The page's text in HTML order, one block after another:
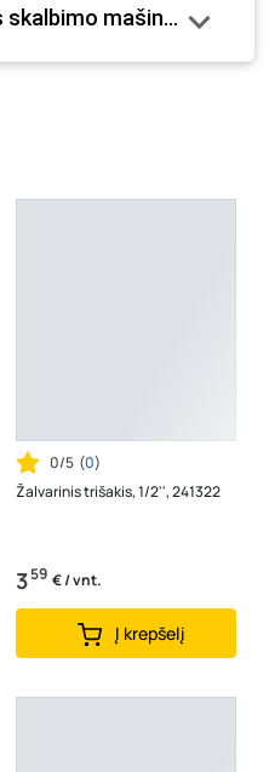
fizinėse parduotuvėse
mašinai ARCO,
0/5 (0)
Žalvarinis trišakis, 1/2'', 241322
359 € / vnt.
Į krepšelį